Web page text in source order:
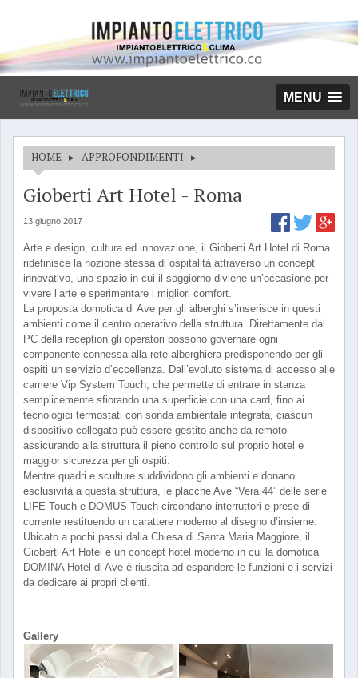
MENU
HOME ▸ APPROFONDIMENTI ▸
Gioberti Art Hotel - Roma
13 giugno 2017
Arte e design, cultura ed innovazione, il Gioberti Art Hotel di Roma
ridefinisce la nozione stessa di ospitalità attraverso un concept
innovativo, uno spazio in cui il soggiorno diviene un’occasione per
vivere l’arte e sperimentare i migliori comfort.
La proposta domotica di Ave per gli alberghi s’inserisce in questi
ambienti come il centro operativo della struttura. Direttamente dal
PC della reception gli operatori possono governare ogni
componente connessa alla rete alberghiera predisponendo per gli
ospiti un servizio d’eccellenza. Dall’evoluto sistema di accesso alle
camere Vip System Touch, che permette di entrare in stanza
semplicemente sfiorando una superficie con una card, fino ai
tecnologici termostati con sonda ambientale integrata, ciascun
dispositivo collegato può essere gestito anche da remoto
assicurando alla struttura il pieno controllo sul proprio hotel e
maggior sicurezza per gli ospiti.
Mentre quadri e sculture suddividono gli ambienti e donano
esclusività a questa struttura, le placche Ave “Vera 44” delle serie
LIFE Touch e DOMUS Touch circondano interruttori e prese di
corrente restituendo un carattere moderno al disegno d’insieme.
Ubicato a pochi passi dalla Chiesa di Santa Maria Maggiore, il
Gioberti Art Hotel è un concept hotel moderno in cui la domotica
DOMINA Hotel di Ave è riuscita ad espandere le funzioni e i servizi
da dedicare ai propri clienti.
Gallery